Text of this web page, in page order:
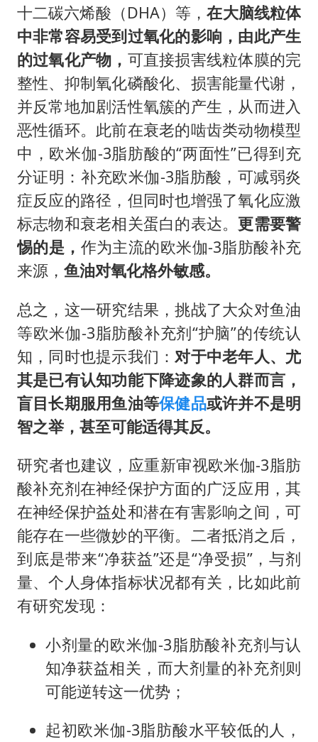
十二碳六烯酸（DHA）等，在大脑线粒体
中非常容易受到过氧化的影响，由此产生
的过氧化产物， 可直接损害线粒体膜的完
整性、抑制氧化磷酸化、损害能量代谢，
并反常地加剧活性氧簇的产生，从而进入
恶性循环。此前在衰老的啮齿类动物模型
中，欧米伽-3脂肪酸的“两面性”已得到充
分证明：补充欧米伽-3脂肪酸，可减弱炎
症反应的路径，但同时也增强了氧化应激
标志物和衰老相关蛋白的表达。 更需要警
惕的是， 作为主流的欧米伽-3脂肪酸补充
来源， 鱼油对氧化格外敏感。
总之，这一研究结果，挑战了大众对鱼油
等欧米伽-3脂肪酸补充剂“护脑”的传统认
知，同时也提示我们： 对于中老年人、 尤
其是已有认知功能下降迹象的人群而言 ，
盲目长期服用鱼油等保健品或许并不是明
智之举，甚至可能适得其反。
研究者也建议，应重新审视欧米伽-3脂肪
酸补充剂在神经保护方面的广泛应用，其
在神经保护益处和潜在有害影响之间，可
能存在一些微妙的平衡。二者抵消之后，
到底是带来“净获益”还是“净受损”，与剂
量、个人身体指标状况都有关，比如此前
有研究发现：
小剂量的欧米伽-3脂肪酸补充剂与认
知净获益相关，而大剂量的补充剂则
可能逆转这一优势；
起初欧米伽-3脂肪酸水平较低的人，